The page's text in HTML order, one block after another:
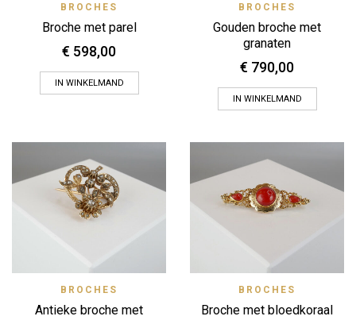
BROCHES
Broche met parel
€ 598,00
IN WINKELMAND
BROCHES
Gouden broche met
granaten
€ 790,00
IN WINKELMAND
BROCHES
Antieke broche met
BROCHES
Broche met bloedkoraal